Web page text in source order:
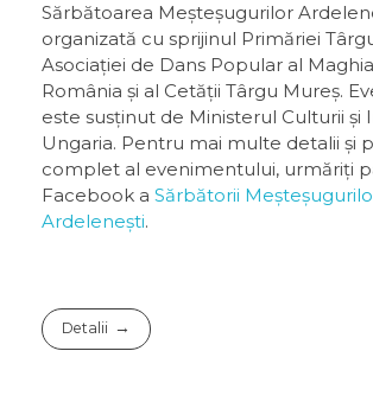
Sărbătoarea Meșteșugurilor
organizată cu sprijinul Primăriei
Asociației de Dans Popular al
România și al Cetății Târgu Mureș.
este susținut de Ministerul Culturii și
Ungaria. Pentru mai multe detalii și
complet al evenimentului, urmăriți
Facebook a Sărbătorii
Ardelenești.
Detalii